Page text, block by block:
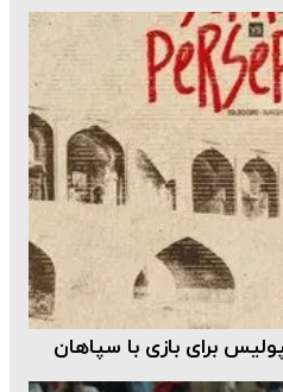
برای بازی با سپاهان